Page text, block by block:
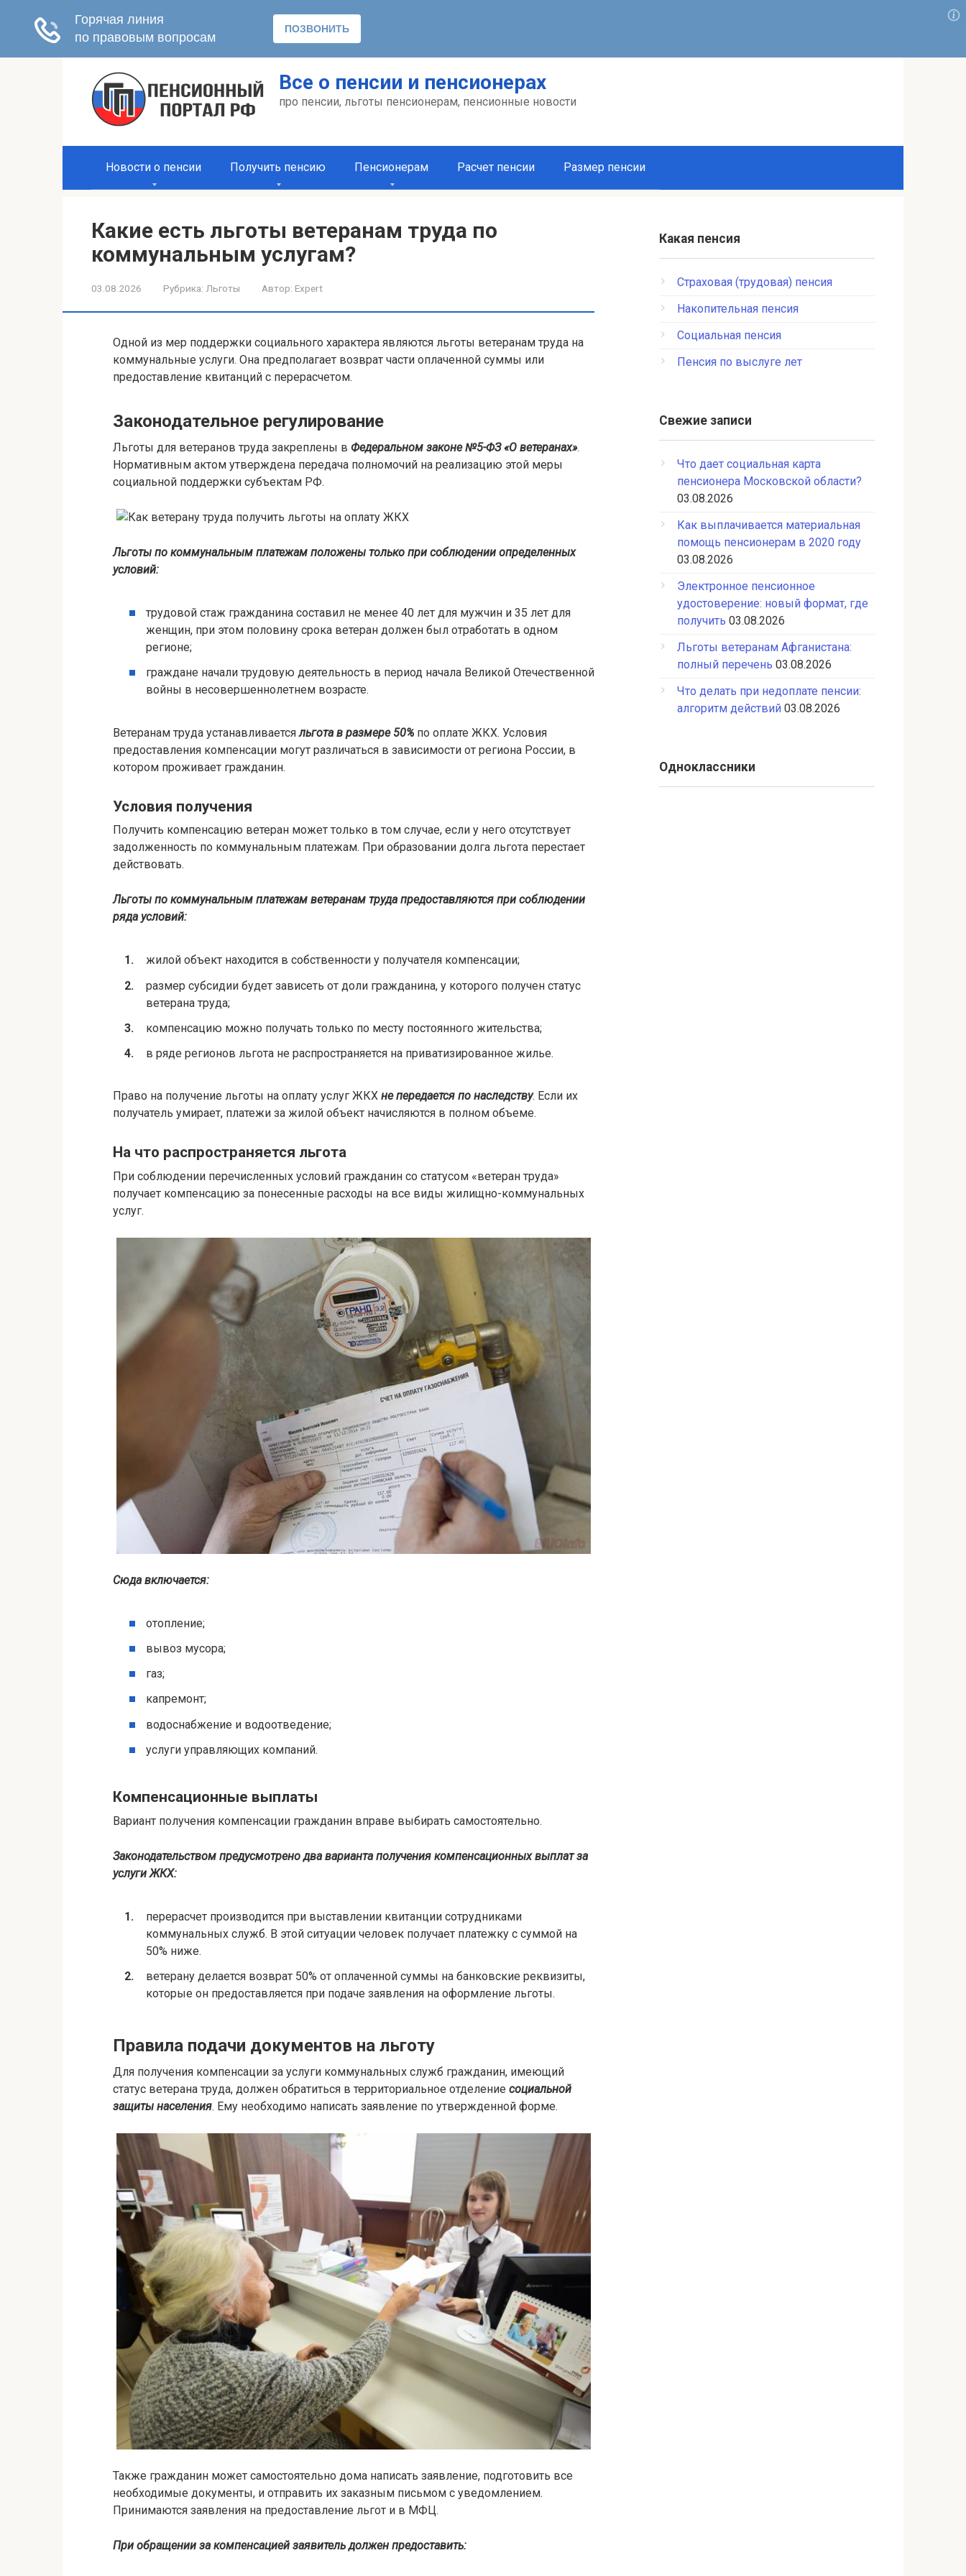
Все о пенсии и пенсионерах
про пенсии, льготы пенсионерам, пенсионные новости
Новости о пенсии Получить пенсию Пенсионерам Расчет пенсии Размер пенсии
Какие есть льготы ветеранам труда по
коммунальным услугам?
03.08.2026 Рубрика: Льготы Автор: Expert
Одной из мер поддержки социального характера являются льготы ветеранам труда на
коммунальные услуги. Она предполагает возврат части оплаченной суммы или
предоставление квитанций с перерасчетом.
Законодательное регулирование
Льготы для ветеранов труда закреплены в Федеральном законе №5-ФЗ «О ветеранах».
Нормативным актом утверждена передача полномочий на реализацию этой меры
социальной поддержки субъектам РФ.
Льготы по коммунальным платежам положены только при соблюдении определенных
условий:
трудовой стаж гражданина составил не менее 40 лет для мужчин и 35 лет для
женщин, при этом половину срока ветеран должен был отработать в одном
регионе;
граждане начали трудовую деятельность в период начала Великой Отечественной
войны в несовершеннолетнем возрасте.
Ветеранам труда устанавливаетсяльгота в размере 50% по оплате ЖКХ. Условия
предоставления компенсации могут различаться в зависимости от региона России, в
котором проживает гражданин.
Условия получения
Получить компенсацию ветеран может только в том случае, если у него отсутствует
задолженность по коммунальным платежам. При образовании долга льгота перестает
действовать.
Льготы по коммунальным платежам ветеранам труда предоставляются при соблюдении
ряда условий:
жилой объект находится в собственности у получателя компенсации;
размер субсидии будет зависеть от доли гражданина, у которого получен статус
ветерана труда;
компенсацию можно получать только по месту постоянного жительства;
в ряде регионов льгота не распространяется на приватизированное жилье.
Право на получение льготы на оплату услуг ЖКХ не передается по наследству. Если их
получатель умирает, платежи за жилой объект начисляются в полном объеме.
На что распространяется льгота
При соблюдении перечисленных условий гражданин со статусом «ветеран труда»
получает компенсацию за понесенные расходы на все виды жилищно-коммунальных
услуг.
Сюда включается:
отопление;
вывоз мусора;
газ;
капремонт;
водоснабжение и водоотведение;
услуги управляющих компаний.
Компенсационные выплаты
Вариант получения компенсации гражданин вправе выбирать самостоятельно.
Законодательством предусмотрено два варианта получения компенсационных выплат за
услуги ЖКХ:
перерасчет производится при выставлении квитанции сотрудниками
коммунальных служб. В этой ситуации человек получает платежку с суммой на
50% ниже.
ветерану делается возврат 50% от оплаченной суммы на банковские реквизиты,
которые он предоставляется при подаче заявления на оформление льготы.
Правила подачи документов на льготу
Для получения компенсации за услуги коммунальных служб гражданин, имеющий
статус ветерана труда, должен обратиться в территориальное отделение социальной
защиты населения. Ему необходимо написать заявление по утвержденной форме.
Также гражданин может самостоятельно дома написать заявление, подготовить все
необходимые документы, и отправить их заказным письмом с уведомлением.
Принимаются заявления на предоставление льгот и в МФЦ.
При обращении за компенсацией заявитель должен предоставить:
Какая пенсия
Страховая (трудовая) пенсия
Накопительная пенсия
Социальная пенсия
Пенсия по выслуге лет
Свежие записи
Что дает социальная карта
пенсионера Московской области?
03.08.2026
Как выплачивается материальная
помощь пенсионерам в 2020 году
03.08.2026
Электронное пенсионное
удостоверение: новый формат, где
получить 03.08.2026
Льготы ветеранам Афганистана:
полный перечень 03.08.2026
Что делать при недоплате пенсии:
алгоритм действий 03.08.2026
Одноклассники